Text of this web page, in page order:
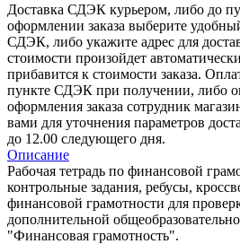
Доставка СДЭК курьером, либо до
оформлении заказа выберите
СДЭК, либо укажите адрес для
стоимости произойдет
прибавится к стоимости заказа.
пункте СДЭК при получении, либо
оформления заказа сотрудник
вами для уточнения параметров
до 12.00 следующего дня.
Описание
Рабочая тетрадь по финансовой
контрольные задания, ребусы,
финансовой грамотности для
дополнительной
"Финансовая грамотность".